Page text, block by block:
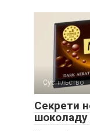
Суспільство
Секрети